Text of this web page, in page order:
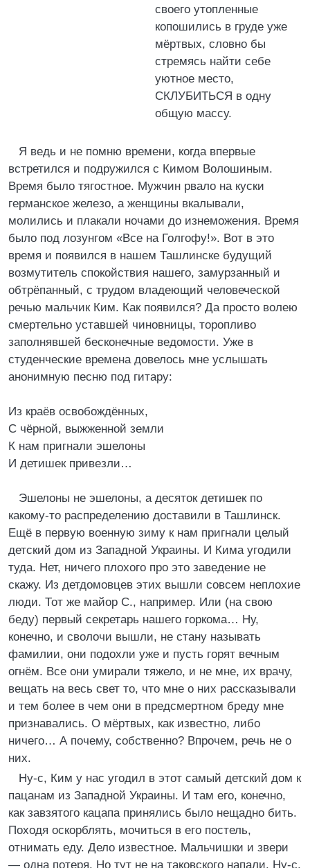
своего утопленные
копошились в груде уже
мёртвых, словно бы
стремясь найти себе
уютное место,
СКЛУБИТЬСЯ в одну
общую массу.
Я ведь и не помню времени, когда впервые
встретился и подружился с Кимом Волошиным.
Время было тягостное. Мужчин рвало на куски
германское железо, а женщины вкалывали,
молились и плакали ночами до изнеможения. Время
было под лозунгом «Все на Голгофу!». Вот в это
время и появился в нашем Ташлинске будущий
возмутитель спокойствия нашего, замурзанный и
обтрёпанный, с трудом владеющий человеческой
речью мальчик Ким. Как появился? Да просто волею
смертельно уставшей чиновницы, торопливо
заполнявшей бесконечные ведомости. Уже в
студенческие времена довелось мне услышать
анонимную песню под гитару:
Из краёв освобождённых,
С чёрной, выжженной земли
К нам пригнали эшелоны
И детишек привезли…
Эшелоны не эшелоны, а десяток детишек по
какому-то распределению доставили в Ташлинск.
Ещё в первую военную зиму к нам пригнали целый
детский дом из Западной Украины. И Кима угодили
туда. Нет, ничего плохого про это заведение не
скажу. Из детдомовцев этих вышли совсем неплохие
люди. Тот же майор С., например. Или (на свою
беду) первый секретарь нашего горкома… Ну,
конечно, и сволочи вышли, не стану называть
фамилии, они подохли уже и пусть горят вечным
огнём. Все они умирали тяжело, и не мне, их врачу,
вещать на весь свет то, что мне о них рассказывали
и тем более в чем они в предсмертном бреду мне
признавались. О мёртвых, как известно, либо
ничего… А почему, собственно? Впрочем, речь не о
них.
Ну-с, Ким у нас угодил в этот самый детский дом к
пацанам из Западной Украины. И там его, конечно,
как завзятого кацапа принялись было нещадно бить.
Походя оскорблять, мочиться в его постель,
отнимать еду. Дело известное. Мальчишки и звери
— одна потеря. Но тут не на таковского напали. Ну-с,